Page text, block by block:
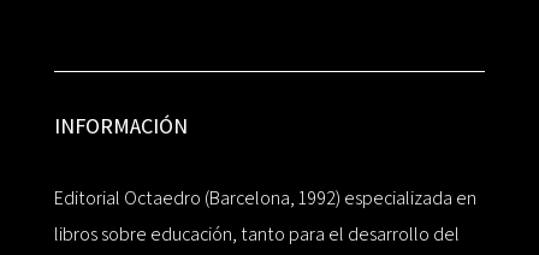
INFORMACIÓN
Editorial Octaedro (Barcelona, 1992) especializada en
libros sobre educación, tanto para el desarrollo del